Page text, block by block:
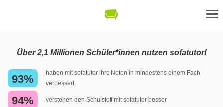
Über 2,1 Millionen Schüler*innen nutzen sofatutor!
93%
haben mit sofatutor ihre Noten in mindestens einem Fach
verbessert
94% verstehen den Schulstoff mit sofatutor besser